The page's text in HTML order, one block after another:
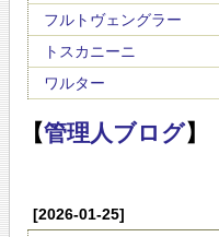
フルトヴェングラー
トスカニーニ
ワルター
【管理人ブログ】
[2026-01-25]